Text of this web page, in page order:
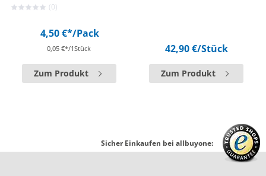
(0)
4,50 €*/Pack
0,05 €*/1Stück
Zum Produkt
42,90 €/Stück
Zum Produkt
Sicher Einkaufen bei allbuyone: